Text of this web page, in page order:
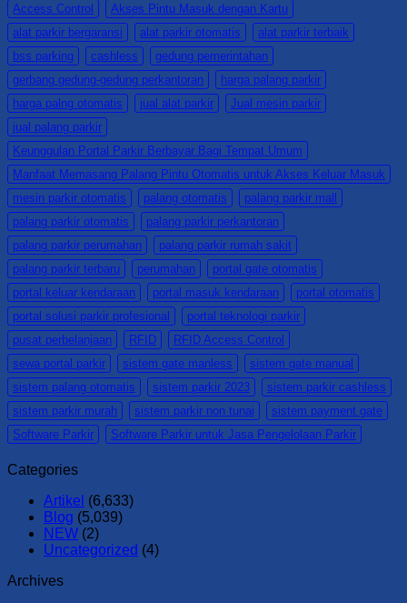
0813-
4161-
5165
KABUPATEN
SORONG
SELATAN
0821-
4405-
7125/
0813-
5165
Gate
–
BSS
Parking
|
KABUPATEN
SORONG
4405-
7125/
0813-
4161-
5165
Parkir,
Portal
Parkir,
dan
Barrier
Gate
–
Parking
|
KABUPATEN
RAJA
AMPAT
0821-
4405-
7125/
0813-
4161-
5165
Access Control
Akses Pintu Masuk dengan Kartu
alat parkir bergaransi
alat parkir otomatis
alat parkir terbaik
bss parking
cashless
gedung pemerintahan
gerbang gedung-gedung perkantoran
harga palang parkir
harga palng otomatis
jual alat parkir
Jual mesin parkir
jual palang parkir
Keunggulan Portal Parkir Berbayar Bagi Tempat Umum
Manfaat Memasang Palang Pintu Otomatis untuk Akses Keluar Masuk
mesin parkir otomatis
palang otomatis
palang parkir mall
palang parkir otomatis
palang parkir perkantoran
palang parkir perumahan
palang parkir rumah sakit
palang parkir terbaru
perumahan
portal gate otomatis
portal keluar kendaraan
portal masuk kendaraan
portal otomatis
portal solusi parkir profesional
portal teknologi parkir
pusat perbelanjaan
RFID
RFID Access Control
sewa portal parkir
sistem gate manless
sistem gate manual
sistem palang otomatis
sistem parkir 2023
sistem parkir cashless
sistem parkir murah
sistem parkir non tunai
sistem payment gate
Software Parkir
Software Parkir untuk Jasa Pengelolaan Parkir
Categories
Artikel (6,633)
Blog (5,039)
NEW (2)
Uncategorized (4)
Archives